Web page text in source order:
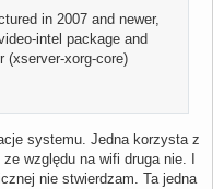
in 2007 and newer,
intel package and
(xserver-xorg-core)
systemu. Jedna korzysta z
względu na wifi druga nie. I
nie stwierdzam. Ta jedna